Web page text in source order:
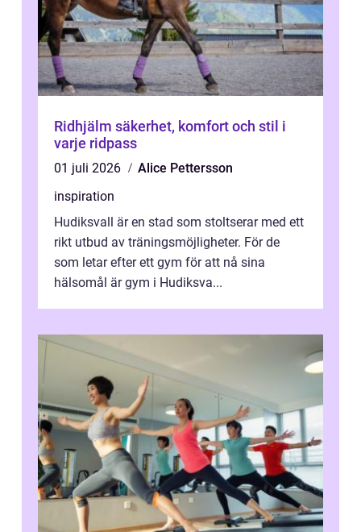
Ridhjälm säkerhet, komfort och stil i
varje ridpass
01 juli 2026
Alice Pettersson
inspiration
Hudiksvall är en stad som stoltserar med ett
rikt utbud av träningsmöjligheter. För de
som letar efter ett gym för att nå sina
hälsomål är gym i Hudiksva...